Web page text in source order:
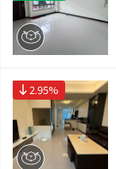
2.95%